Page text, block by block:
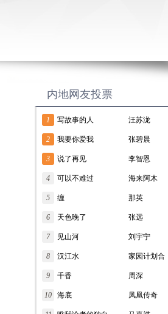
内地网友投票
1 写故事的人 汪苏泷
2 我要你爱我 张碧晨
3 说了再见 李智恩
4 可以不难过 海来阿木
5 缠 那英
6 天色晚了 张远
7 见山河 刘宇宁
8 汉江水 家园计划合
唱团
9 千香 周深
10 海底 凤凰传奇